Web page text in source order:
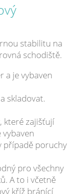
stabilitu na
schodiště.
a je vybaven
skladovat.
které zajišťují
případě poruchy
pro všechny
A to i včetně
kříž bránící